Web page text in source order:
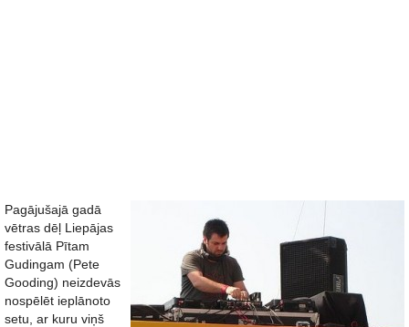
Pagājušajā gadā
vētras dēļ Liepājas
festivālā Pītam
Gudingam (Pete
Gooding) neizdevās
nospēlēt ieplānoto
setu, ar kuru viņš